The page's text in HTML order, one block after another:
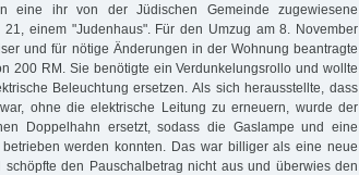
eine ihr von der Jüdischen Gemeinde zugewiesene
einem "Judenhaus". Für den Umzug am 8. November
und für nötige Änderungen in der Wohnung beantragte
200 RM. Sie benötigte ein Verdunkelungsrollo und wollte
Beleuchtung ersetzen. Als sich herausstellte, dass
ohne die elektrische Leitung zu erneuern, wurde der
Doppelhahn ersetzt, sodass die Gaslampe und eine
werden konnten. Das war billiger als eine neue
schöpfte den Pauschalbetrag nicht aus und überwies den